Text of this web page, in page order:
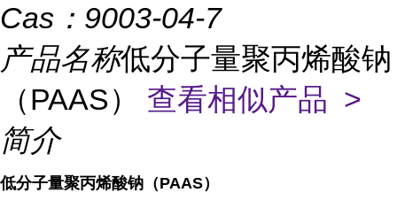
Cas： 9003-04-7
产品名称低分子量聚丙烯酸钠
（PAAS） 查看相似产品 >
简介
低分子量聚丙烯酸钠（PAAS）